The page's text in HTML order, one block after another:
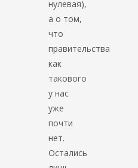
нулевая),
а о том,
что
правительства
как
такового
у нас
уже
почти
нет.
Остались